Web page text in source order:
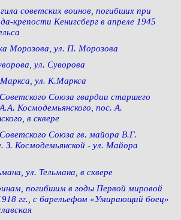
советских воинов, погибших при
крепости Кенигсберг в апреле 1945
Морозова, ул. П. Морозова
ул. Суворова
ул. К.Маркса
Союза гвардии старшего
Космодемьянского, пос. А.
в сквере
Союза гв. майора В.Г.
З. Космодемьянской - ул. Майора
ул. Тельмана, в сквере
погибшим в годы Первой мировой
гг., с барельефом «Умирающий боец»